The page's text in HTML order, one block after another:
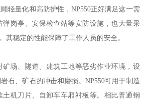
轻量化和高防护性，NP550正好满足这一需
弹岗亭、安保检查站等安防设施，也大量采
其稳定的性能保障了工作人员的安全。
矿场、隧道、建筑工地等恶劣作业环境，设
石、矿石的冲击和磨损。NP550可用于制造
机刀片、自卸车车厢衬板等。相比普通钢